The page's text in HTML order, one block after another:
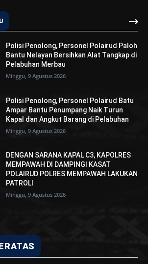
Polisi Penolong, Personel Polairud Paloh
Bantu Nelayan Bersihkan Alat Tangkap di
Pelabuhan Merbau
Minggu, 9 Agustus 2026
Polisi Penolong, Personel Polairud Batu
Ampar Bantu Penumpang Naik Turun
Kapal dan Angkut Barang di Pelabuhan
Minggu, 9 Agustus 2026
DENGAN SARANA KAPAL C3, KAPOLRES
MEMPAWAH DI DAMPINGI KASAT
POLAIRUD POLRES MEMPAWAH LAKUKAN
PATROLI
Minggu, 9 Agustus 2026